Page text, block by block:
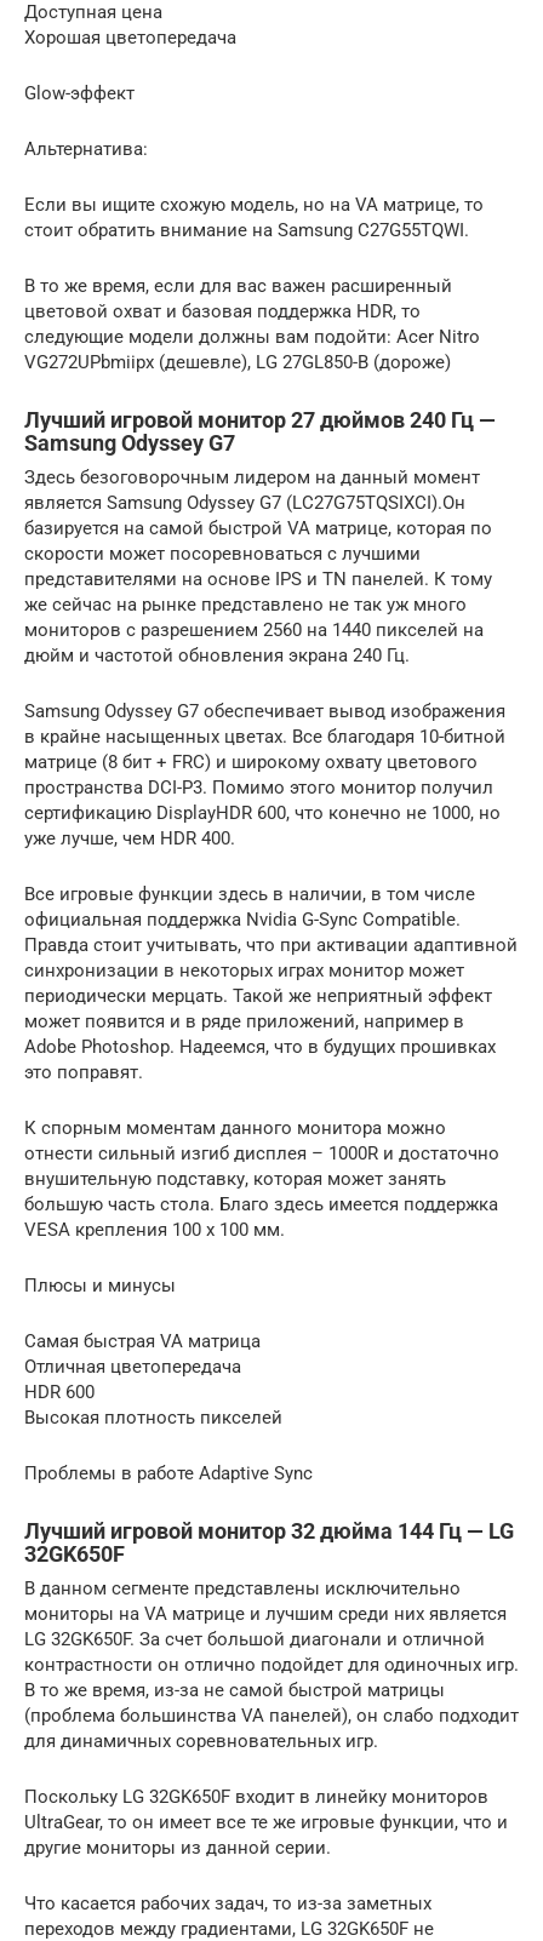
Доступная цена
Хорошая цветопередача
Glow-эффект
Альтернатива:
Если вы ищите схожую модель, но на VA матрице, то
стоит обратить внимание на Samsung C27G55TQWI.
В то же время, если для вас важен расширенный
цветовой охват и базовая поддержка HDR, то
следующие модели должны вам подойти: Acer Nitro
VG272UPbmiipx (дешевле), LG 27GL850-B (дороже)
Лучший игровой монитор 27 дюймов 240 Гц —
Samsung Odyssey G7
Здесь безоговорочным лидером на данный момент
является Samsung Odyssey G7 (LC27G75TQSIXCI).Он
базируется на самой быстрой VA матрице, которая по
скорости может посоревноваться с лучшими
представителями на основе IPS и TN панелей. К тому
же сейчас на рынке представлено не так уж много
мониторов с разрешением 2560 на 1440 пикселей на
дюйм и частотой обновления экрана 240 Гц.
Samsung Odyssey G7 обеспечивает вывод изображения
в крайне насыщенных цветах. Все благодаря 10-битной
матрице (8 бит + FRC) и широкому охвату цветового
пространства DCI-P3. Помимо этого монитор получил
сертификацию DisplayHDR 600, что конечно не 1000, но
уже лучше, чем HDR 400.
Все игровые функции здесь в наличии, в том числе
официальная поддержка Nvidia G-Sync Compatible.
Правда стоит учитывать, что при активации адаптивной
синхронизации в некоторых играх монитор может
периодически мерцать. Такой же неприятный эффект
может появится и в ряде приложений, например в
Adobe Photoshop. Надеемся, что в будущих прошивках
это поправят.
К спорным моментам данного монитора можно
отнести сильный изгиб дисплея – 1000R и достаточно
внушительную подставку, которая может занять
большую часть стола. Благо здесь имеется поддержка
VESA крепления 100 x 100 мм.
Плюсы и минусы
Самая быстрая VA матрица
Отличная цветопередача
HDR 600
Высокая плотность пикселей
Проблемы в работе Adaptive Sync
Лучший игровой монитор 32 дюйма 144 Гц — LG
32GK650F
В данном сегменте представлены исключительно
мониторы на VA матрице и лучшим среди них является
LG 32GK650F. За счет большой диагонали и отличной
контрастности он отлично подойдет для одиночных игр.
В то же время, из-за не самой быстрой матрицы
(проблема большинства VA панелей), он слабо подходит
для динамичных соревновательных игр.
Поскольку LG 32GK650F входит в линейку мониторов
UltraGear, то он имеет все те же игровые функции, что и
другие мониторы из данной серии.
Что касается рабочих задач, то из-за заметных
переходов между градиентами, LG 32GK650F не